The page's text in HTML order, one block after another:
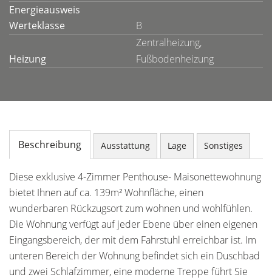
Energieausweis
Werteklasse
B
Heizung
Zentralheizung,
Fußbodenheizung
Beschreibung Ausstattung Lage Sonstiges
Diese exklusive 4-Zimmer Penthouse- Maisonettewohnung
bietet Ihnen auf ca. 139m² Wohnfläche, einen
wunderbaren Rückzugsort zum wohnen und wohlfühlen.
Die Wohnung verfügt auf jeder Ebene über einen eigenen
Eingangsbereich, der mit dem Fahrstuhl erreichbar ist. Im
unteren Bereich der Wohnung befindet sich ein Duschbad
und zwei Schlafzimmer, eine moderne Treppe führt Sie